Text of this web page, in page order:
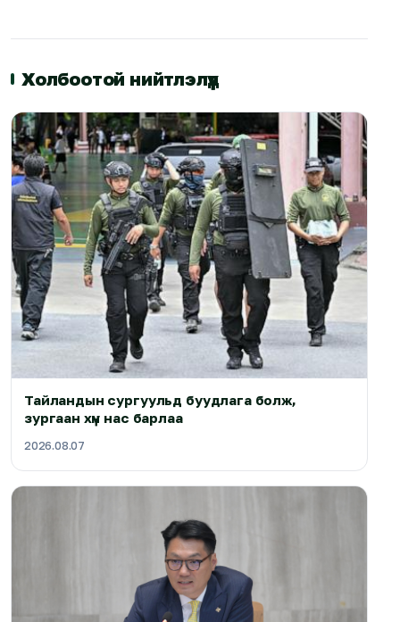
Холбоотой нийтлэлүүд
Тайландын сургуульд буудлага болж,
зургаан хүн нас барлаа
2026.08.07